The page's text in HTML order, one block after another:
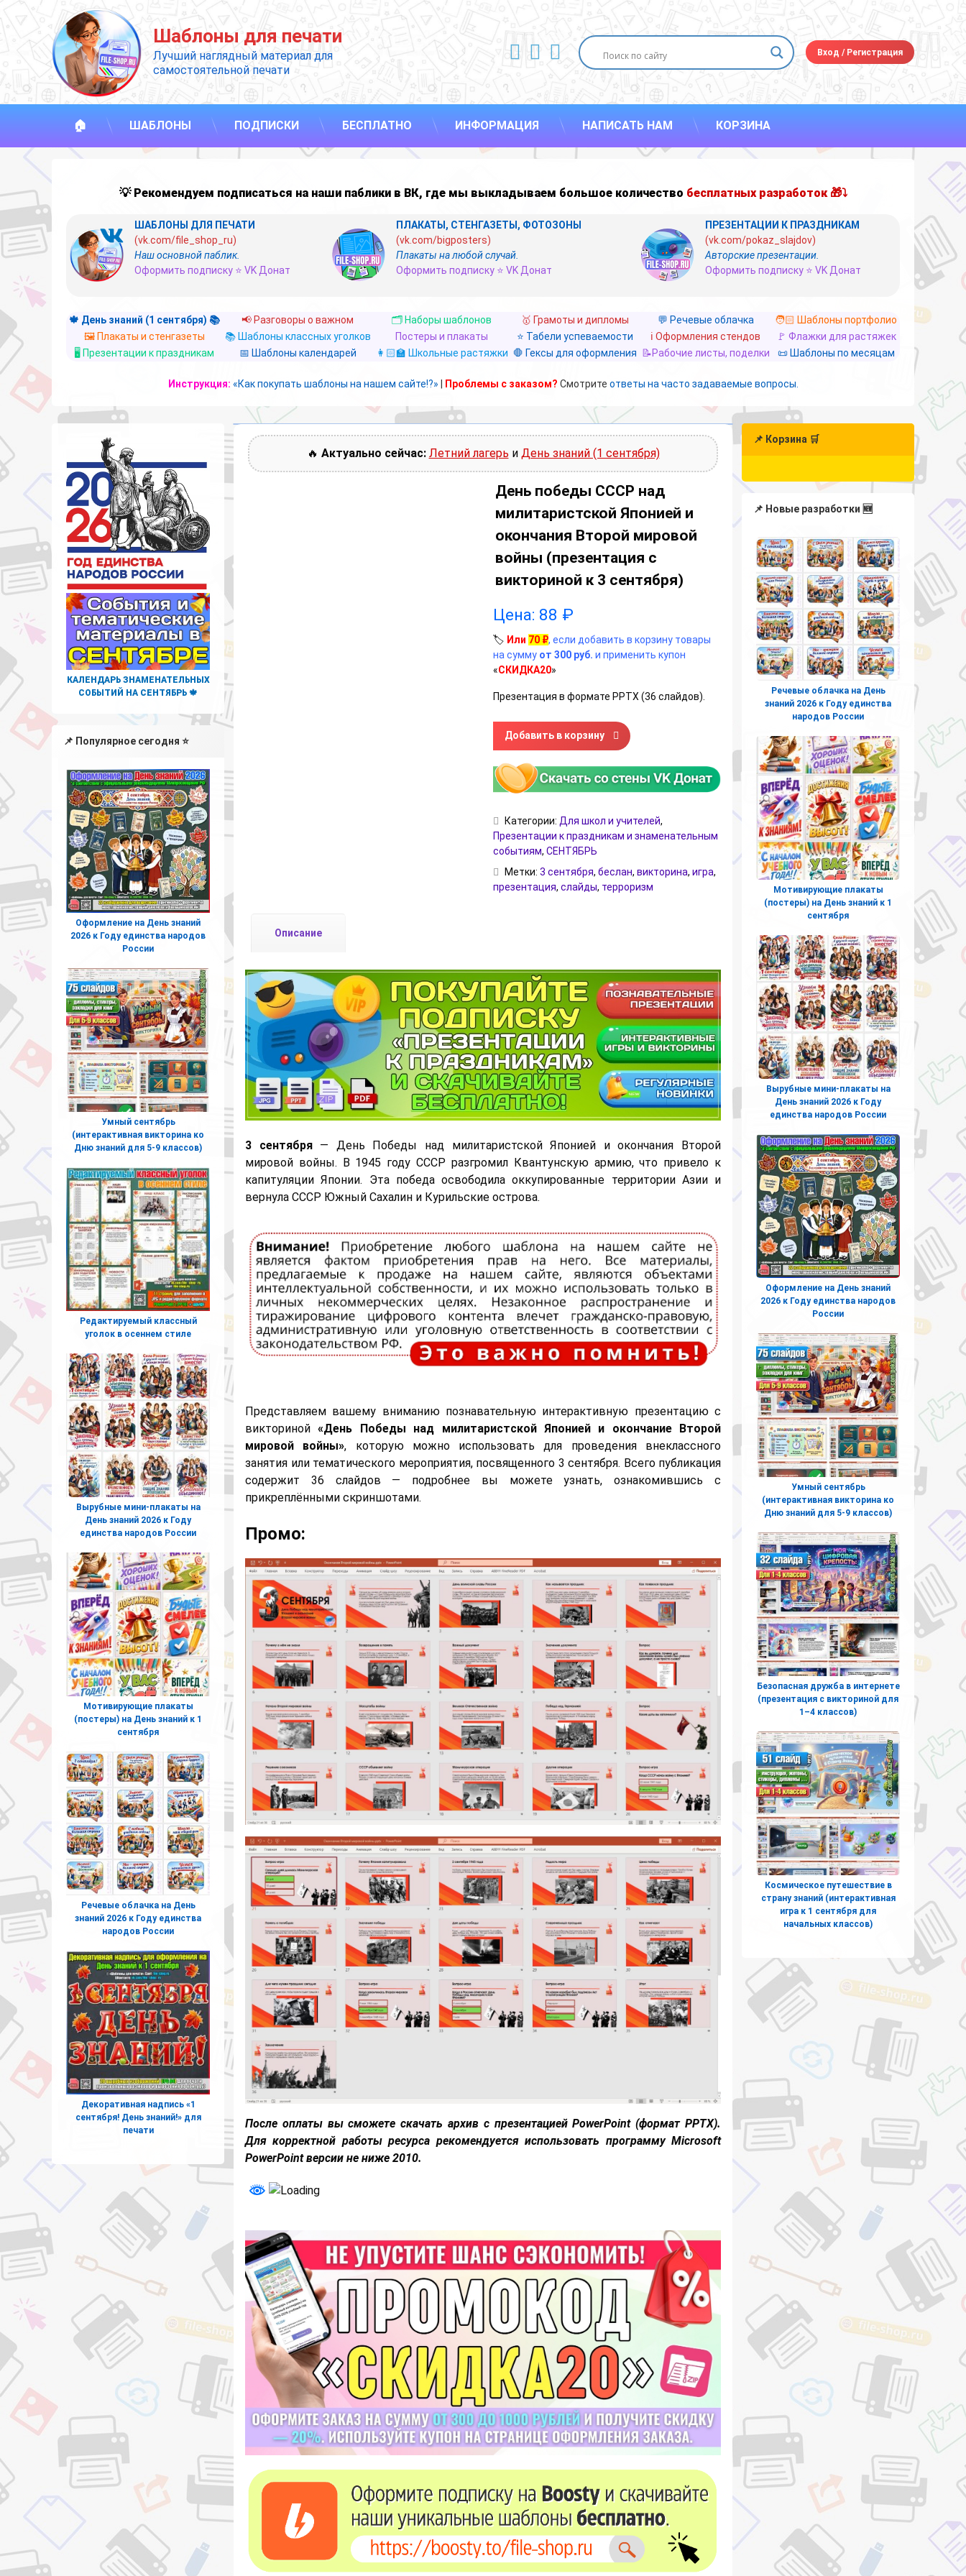
Перейти
к
содержимому
Шаблоны для печати
Лучший наглядный материал для
самостоятельной печати
ВКонтакте
YouTube
E-mail Вход /Регистрация
🏠 ШАБЛОНЫ ПОДПИСКИ БЕСПЛАТНО ИНФОРМАЦИЯ НАПИСАТЬ НАМ КОРЗИНА
💡 Рекомендуем подписаться на наши паблики в ВК, где мы выкладываем большое количество бесплатных разработок 🎁⤵
ШАБЛОНЫ ДЛЯ ПЕЧАТИ
(vk.com/file_shop_ru)
Наш основной паблик.
Оформить подписку ⭐ VK Донат
ПЛАКАТЫ, СТЕНГАЗЕТЫ, ФОТОЗОНЫ
(vk.com/bigposters)
Плакаты на любой случай.
Оформить подписку ⭐ VK Донат
ПРЕЗЕНТАЦИИ К ПРАЗДНИКАМ
(vk.com/pokaz_slajdov)
Авторские презентации.
Оформить подписку ⭐ VK Донат
🍁 День знаний (1 сентября) 📚 📢 Разговоры о важном 🗂️ Наборы шаблонов 🥇 Грамоты и дипломы 💬 Речевые облачка
🧑🏻 Шаблоны портфолио
🖼️ Плакаты и стенгазеты
📚 Шаблоны классных уголков Постеры и плакаты ⭐ Табели успеваемости ℹ️ Оформления стендов
🚩 Флажки для растяжек
🖥️ Презентации к праздникам
📅 Шаблоны календарей 👩🏻‍🏫 Школьные растяжки 🛑 Гексы для оформления 📝Рабочие листы, поделки 📜 Шаблоны по месяцам
Инструкция: «Как покупать шаблоны на нашем сайте!?» Проблемы с заказом? Смотрите ответы на часто задаваемые вопросы.
🔥 Актуально сейчас: Летний лагерь и День знаний (1 сентября)
День победы СССР над
милитаристской Японией и
окончания Второй мировой
войны (презентация с
викториной к 3 сентября)
Цена: 88 ₽
🏷️ Или 70 ₽, если добавить в корзину товары
на сумму от 300 руб. и применить купон
«СКИДКА20»
Презентация в формате PPTX (36 слайдов).
Количество товара День победы СССР над милитаристской Японией и окончания Второй
Добавить в корзину
Категории: Для школ и учителей,
Презентации к праздникам и знаменательным
событиям, СЕНТЯБРЬ
Метки: 3 сентября, беслан, викторина, игра,
презентация, слайды, терроризм
Описание
3 сентября— День Победы над милитаристской Японией и окончания Второй
мировой войны. В 1945 году СССР разгромил Квантунскую армию, что привело к
капитуляции Японии. Эта победа освободила оккупированные территории Азии и
вернула СССР Южный Сахалин и Курильские острова.
Представляем вашему вниманию познавательную интерактивную презентацию с
викториной«День Победы над милитаристской Японией и окончание Второй
мировой войны», которую можно использовать для проведения внеклассного
занятия или тематического мероприятия, посвященного 3 сентября. Всего публикация
содержит 36 слайдов — подробнее вы можете узнать, ознакомившись с
прикреплёнными скриншотами.
Промо:
После оплаты вы сможете скачать архив с презентацией PowerPoint (формат PPTX).
Для корректной работы ресурса рекомендуется использовать программу Microsoft
PowerPoint версии не ниже 2010.
КАЛЕНДАРЬ ЗНАМЕНАТЕЛЬНЫХ
СОБЫТИЙ НА СЕНТЯБРЬ 🍁
📌 Популярное сегодня ⭐
Оформление на День знаний
2026 к Году единства народов
России
Умный сентябрь
(интерактивная викторина ко
Дню знаний для 5-9 классов)
Редактируемый классный
уголок в осеннем стиле
Вырубные мини-плакаты на
День знаний 2026 к Году
единства народов России
Мотивирующие плакаты
(постеры) на День знаний к 1
сентября
Речевые облачка на День
знаний 2026 к Году единства
народов России
Декоративная надпись «1
сентября! День знаний!» для
печати
📌 Корзина 🛒
📌 Новые разработки 🆕
Речевые облачка на День
знаний 2026 к Году единства
народов России
Мотивирующие плакаты
(постеры) на День знаний к 1
сентября
Вырубные мини-плакаты на
День знаний 2026 к Году
единства народов России
Оформление на День знаний
2026 к Году единства народов
России
Умный сентябрь
(интерактивная викторина ко
Дню знаний для 5-9 классов)
Безопасная дружба в интернете
(презентация с викториной для
1–4 классов)
Космическое путешествие в
страну знаний (интерактивная
игра к 1 сентября для
начальных классов)